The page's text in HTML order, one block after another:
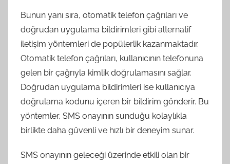
Bunun yanı sıra, otomatik telefon çağrıları ve
doğrudan uygulama bildirimleri gibi alternatif
iletişim yöntemleri de popülerlik kazanmaktadır.
Otomatik telefon çağrıları, kullanıcının telefonuna
gelen bir çağrıyla kimlik doğrulamasını sağlar.
Doğrudan uygulama bildirimleri ise kullanıcıya
doğrulama kodunu içeren bir bildirim gönderir. Bu
yöntemler, SMS onayının sunduğu kolaylıkla
birlikte daha güvenli ve hızlı bir deneyim sunar.
SMS onayının geleceği üzerinde etkili olan bir